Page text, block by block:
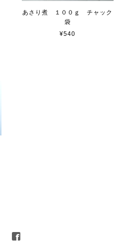
あさり煮 １００ｇ チャック
袋
¥540